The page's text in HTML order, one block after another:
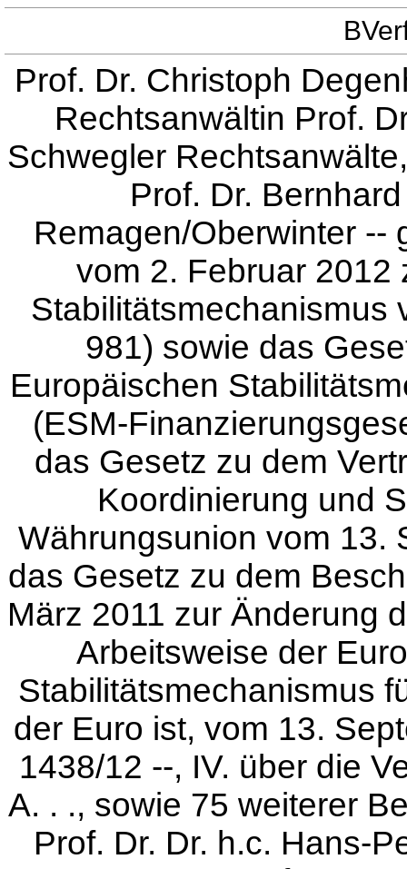
Prof. Dr. Christoph
Rechtsanwältin Prof.
Schwegler
Prof. Dr.
Remagen/Oberwinter --
vom 2. Februar 2012
Stabilitätsmechanismus
981) sowie das
Europäischen
(ESM-
das Gesetz zu dem
Koordinierung und
Währungsunion vom 13.
das Gesetz zu dem
März 2011 zur Änderung
Arbeitsweise der
Stabilitätsmechanismus
der Euro ist, vom 13.
1438/12 --, IV. über die
A. . ., sowie 75 weiterer
Prof. Dr. Dr. h.c. Hans-